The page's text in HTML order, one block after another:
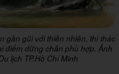
gần gũi với thiên nhiên, thì thác
điểm dừng chân phù hợp. Ảnh
lịch TP.Hồ Chí Minh